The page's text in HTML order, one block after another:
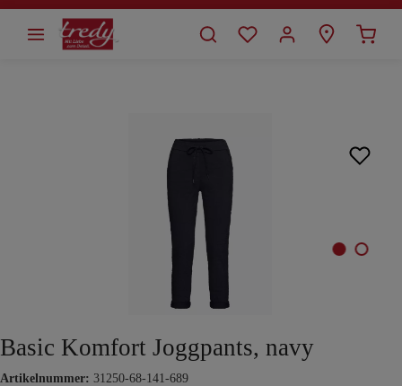
springen
Basic Komfort Joggpants, navy
Artikelnummer: 31250-68-141-689